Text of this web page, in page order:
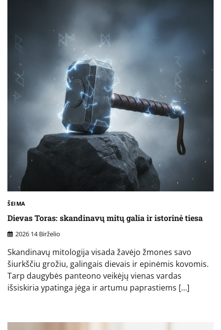
ŠEIMA
Dievas Toras: skandinavų mitų galia ir istorinė tiesa
2026 14 Birželio
Skandinavų mitologija visada žavėjo žmones savo
šiurkščiu grožiu, galingais dievais ir epinėmis kovomis.
Tarp daugybės panteono veikėjų vienas vardas
išsiskiria ypatinga jėga ir artumu paprastiems […]